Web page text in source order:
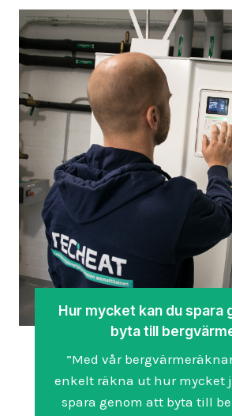
Hur mycket kan du spara
byta till
”Med vår
enkelt räkna ut hur mycket
spara genom att byta till